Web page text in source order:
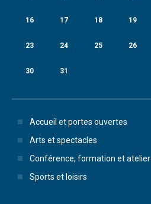
16 17 18 19
23 24 25 26
30 31
Accueil et portes ouvertes
Arts et spectacles
Conférence, formation et atelier
Sports et loisirs